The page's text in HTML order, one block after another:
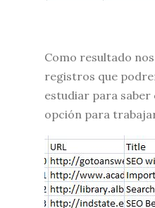
Como resultado
registros que
estudiar para saber
opción para